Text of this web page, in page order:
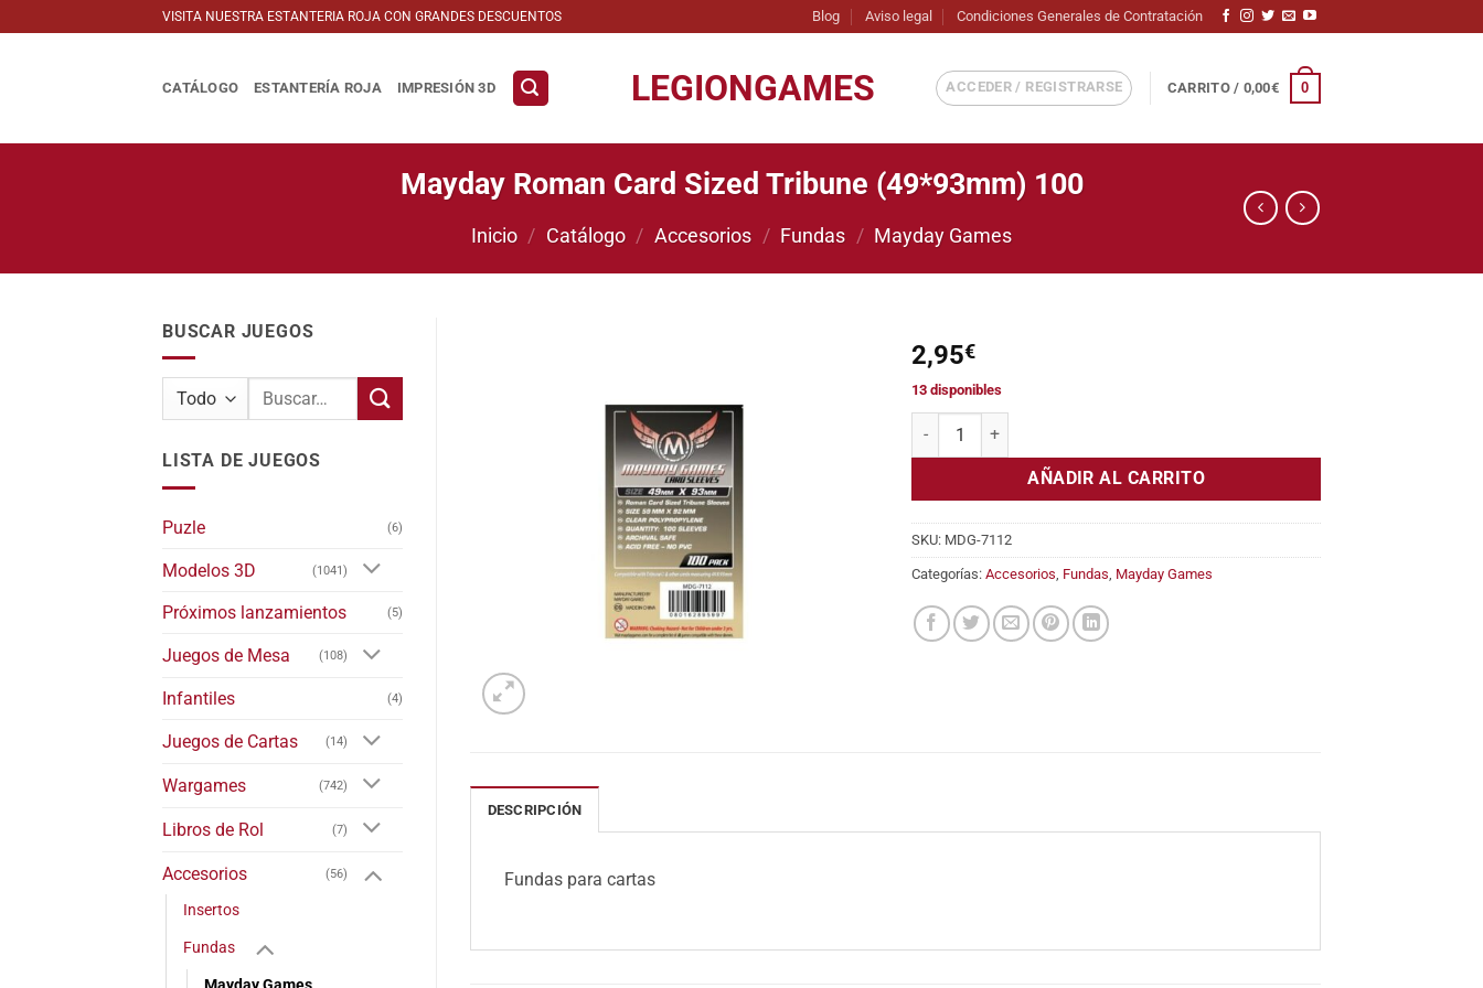
al
VISITA NUESTRA ESTANTERIA ROJA CON GRANDES DESCUENTOS Blog Aviso legal Condiciones Generales de Contratación
LEGIONGAMES
CATÁLOGO ESTANTERÍA ROJA IMPRESIÓN 3D ACCEDER / REGISTRARSE CARRITO / 0,00€ 0
Mayday Roman Card Sized Tribune (49*93mm) 100
Inicio / Catálogo / Accesorios / Fundas / Mayday Games
BUSCAR JUEGOS
Buscar
LISTA DE JUEGOS
Puzle (6)
Modelos 3D (1041)
Próximos lanzamientos (5)
Juegos de Mesa (108)
Infantiles (4)
Juegos de Cartas (14)
Wargames (742)
Libros de Rol (7)
Accesorios (56)
Insertos
Fundas
2,95€
13 disponibles
Mayday Roman Card Sized Tribune (49*93mm) 100 cantidad
AÑADIR AL CARRITO
SKU: MDG-7112
Categorías:Accesorios, Fundas, Mayday Games
DESCRIPCIÓN
Fundas para cartas